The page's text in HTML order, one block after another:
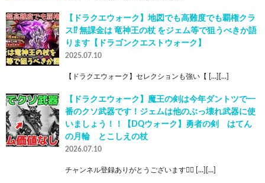
【ドラクエウォーク】地図でも高難度でも覇権クラ
ス⁉︎ 無課金は 竜神王の杖 をジェム等で狙うべきか語
ります【ドラゴンクエストウォーク】
2025.07.10
【ドラクエウォーク】セレクションも強い【 […][…]
【ドラクエウォーク】魔王の剣は今年ダントツで一
番のクソ武器です！ジェムは他のぶっ壊れ武器に使
いましょう！！【DQウォーク】勇者の剣 はてん
の月輪 とこしえの杖
2026.07.10
チャンネル登録ありがとうございます🙇‍♂ […][…]